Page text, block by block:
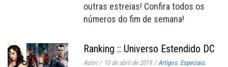
outras estreias! Confira todos os
números do fim de semana!
Ranking :: Universo Estendido DC
Autor/ 10 de abril de 2019 / Artigos, Especiais,